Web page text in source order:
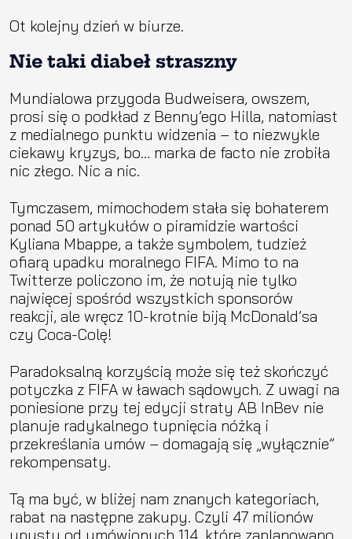
Ot kolejny dzień w biurze.
Nie taki diabeł straszny
Mundialowa przygoda Budweisera, owszem,
prosi się o podkład z Benny’ego Hilla, natomiast
z medialnego punktu widzenia – to niezwykle
ciekawy kryzys, bo… marka de facto nie zrobiła
nic złego. Nic a nic.
Tymczasem, mimochodem stała się bohaterem
ponad 50 artykułów o piramidzie wartości
Kyliana Mbappe, a także symbolem, tudzież
ofiarą upadku moralnego FIFA. Mimo to na
Twitterze policzono im, że notują nie tylko
najwięcej spośród wszystkich sponsorów
reakcji, ale wręcz 10-krotnie biją McDonald’sa
czy Coca-Colę!
Paradoksalną korzyścią może się też skończyć
potyczka z FIFA w ławach sądowych. Z uwagi na
poniesione przy tej edycji straty AB InBev nie
planuje radykalnego tupnięcia nóżką i
przekreślania umów – domagają się „wyłącznie”
rekompensaty.
Tą ma być, w bliżej nam znanych kategoriach,
rabat na następne zakupy. Czyli 47 milionów
upustu od umówionych 114, które zaplanowano